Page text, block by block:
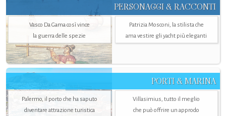
PERSONAGGI & RACCONTI
Vasco Da Gama così vince
la guerra delle spezie
Patrizia Mosconi, la stilista che
ama vestire gli yacht più eleganti
PORTI & MARINA
Palermo, il porto che ha saputo
diventare attrazione turistica
Villasimius, tutto il meglio
che può offrire un approdo